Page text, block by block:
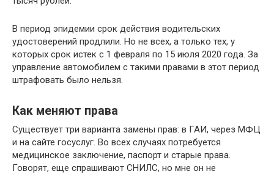
В период эпидемии срок действия водительских
удостоверений продлили. Но не всех, а только тех, у
которых срок истек с 1 февраля по 15 июля 2020 года. За
управление автомобилем с такими правами в этот период
штрафовать было нельзя.
Как меняют права
Существует три варианта замены прав: в ГАИ, через МФЦ
и на сайте госуслуг. Во всех случаях потребуется
медицинское заключение, паспорт и старые права.
Говорят, еще спрашивают СНИЛС, но мне он не